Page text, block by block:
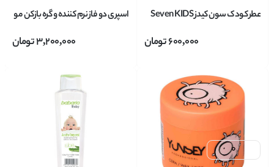
عطر کودک سون کیدز Seven KIDS
600,000تومان
اسپری دو فاز نرم کننده و گره بازکن مو
3,200,000تومان